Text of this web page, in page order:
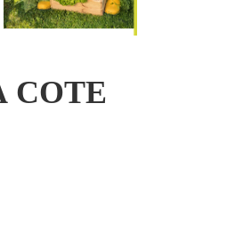
COTE